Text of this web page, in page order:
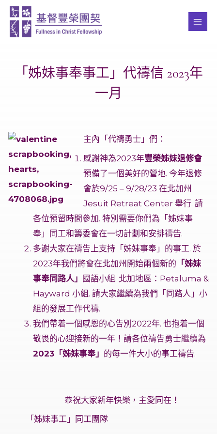
Skip
content
「姊妹事奉事工」代禱信 2023年
一月
主內「代禱勇士」們：
感謝神為2023年豐榮姊妹退修會
預備了一個美好的營地. 今年退修
會於9/25 – 9/28/23 在北加州
Jesuit Retreat Center 舉行. 請
各位預留時間參加. 特別需要你們為「姊妹事
奉」同工和籌委會在一切計劃和安排禱告.
多謝大家在禱告上支持「姊妹事奉」的事工. 於
2023年我們將會在北加州開始兩個新的 「姊妹
事奉同路人」 國語小組. 北加地區：Petaluma &
Hayward 小組. 請大家繼續為我們「同路人」小
組的發展工作代禱.
我們帶着一個感恩的心告別2022年. 也抱着一個
敬畏的心迎接新的一年！請各位禱告勇士繼續為
2023「姊妹事奉」 的每一件大小的事工禱告.
恭祝大家新年快樂，主愛同在！
「姊妹事工」同工團隊